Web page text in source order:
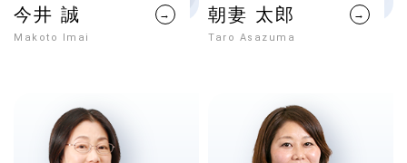
今井 誠
Makoto Imai
→ 朝妻 太郎
Taro Asazuma
→